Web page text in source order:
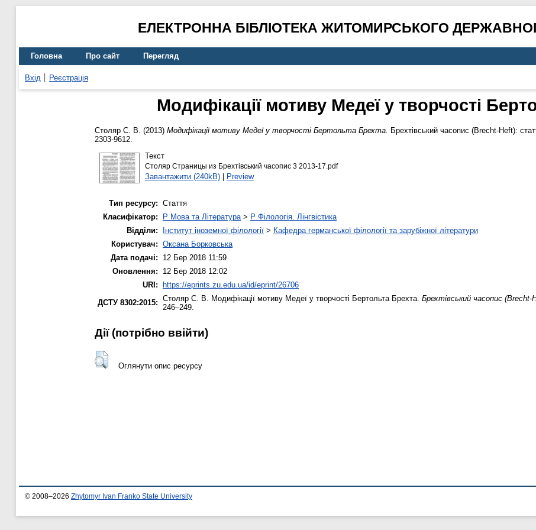
ЕЛЕКТРОННА БІБЛІОТЕКА ЖИТОМИРСЬКОГО
Головна Про сайт Перегляд
Вхід Реєстрація
Модифікації мотиву Медеї у творчості
Столяр С. В. (2013) Модифікації мотиву Медеї у творчості Бертольта Брехта. Брехтівський часопис (Brecht-Heft):
2303-9612.
Текст
Столяр Страницы из Брехтівський часопис 3 2013-17.pdf
Завантажити (240kB)| Preview
Тип ресурсу: Стаття
Класифікатор:
P Мова та Література> P Філологія. Лінгвістика
Відділи:
Інститут іноземної філології > Кафедра германської філології та зарубіжної літератури
Користувач: Оксана Борковська
Дата подачі:
12 Бер 2018 11:59
Оновлення:
12 Бер 2018 12:02
URI:
https://eprints.zu.edu.ua/id/eprint/26706
ДСТУ 8302:2015: Столяр С. В. Модифікації мотиву Медеї у творчості Бертольта Брехта. Брехтівський часопис
246–249.
Дії ​​(потрібно ввійти)
Оглянути опис ресурсу
© 2008–2026 Zhytomyr Ivan Franko State University